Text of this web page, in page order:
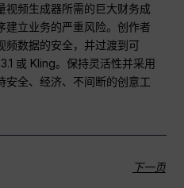
视频生成器所需的巨大财务成
建立业务的严重风险。创作者
频数据的安全，并过渡到可
或 Kling。保持灵活性并采用
全、经济、不间断的创意工
下一页